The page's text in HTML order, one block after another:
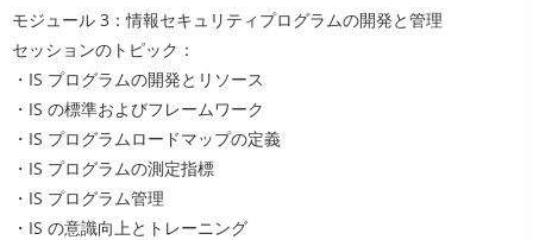
モジュール 3：情報セキュリティプログラムの開発と管理
セッションのトピック：
・IS プログラムの開発とリソース
・IS の標準およびフレームワーク
・IS プログラムロードマップの定義
・IS プログラムの測定指標
・IS プログラム管理
・IS の意識向上とトレーニング